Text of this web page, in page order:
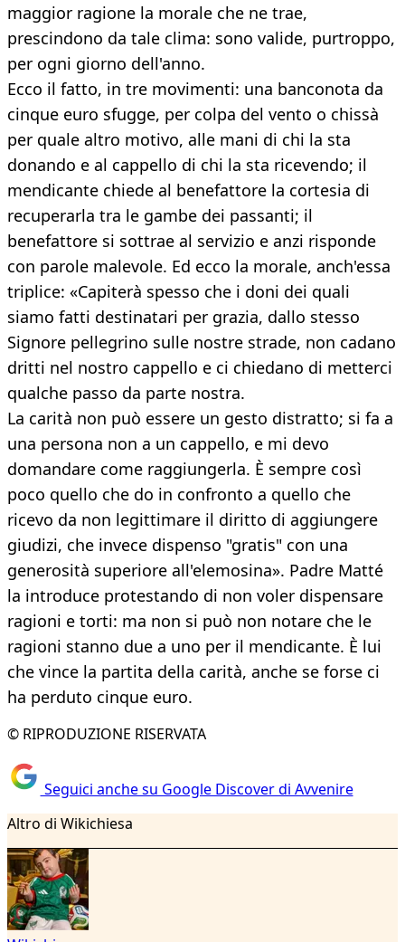
maggior ragione la morale che ne trae,
prescindono da tale clima: sono valide, purtroppo,
per ogni giorno dell'anno.
Ecco il fatto, in tre movimenti: una banconota da
cinque euro sfugge, per colpa del vento o chissà
per quale altro motivo, alle mani di chi la sta
donando e al cappello di chi la sta ricevendo; il
mendicante chiede al benefattore la cortesia di
recuperarla tra le gambe dei passanti; il
benefattore si sottrae al servizio e anzi risponde
con parole malevole. Ed ecco la morale, anch'essa
triplice: «Capiterà spesso che i doni dei quali
siamo fatti destinatari per grazia, dallo stesso
Signore pellegrino sulle nostre strade, non cadano
dritti nel nostro cappello e ci chiedano di metterci
qualche passo da parte nostra.
La carità non può essere un gesto distratto; si fa a
una persona non a un cappello, e mi devo
domandare come raggiungerla. È sempre così
poco quello che do in confronto a quello che
ricevo da non legittimare il diritto di aggiungere
giudizi, che invece dispenso "gratis" con una
generosità superiore all'elemosina». Padre Matté
la introduce protestando di non voler dispensare
ragioni e torti: ma non si può non notare che le
ragioni stanno due a uno per il mendicante. È lui
che vince la partita della carità, anche se forse ci
ha perduto cinque euro.
© RIPRODUZIONE RISERVATA
Seguici anche su Google Discover di Avvenire
Altro di Wikichiesa